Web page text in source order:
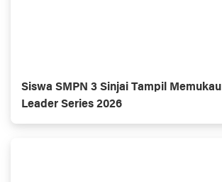
Siswa SMPN 3 Sinjai Tampil
Leader Series 2026